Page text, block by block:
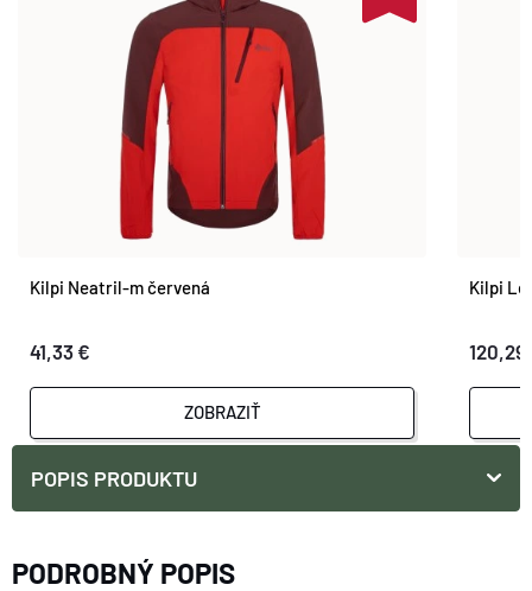
Kilpi Neatril-m červená
41,33 €
ZOBRAZIŤ
Kilpi
120,29
POPIS PRODUKTU
PODROBNÝ POPIS